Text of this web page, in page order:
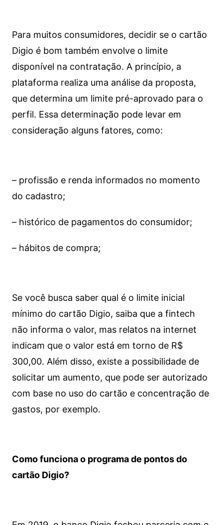
Para muitos consumidores, decidir se o cartão
Digio é bom também envolve o limite
disponível na contratação. A princípio, a
plataforma realiza uma análise da proposta,
que determina um limite pré-aprovado para o
perfil. Essa determinação pode levar em
consideração alguns fatores, como:
– profissão e renda informados no momento
do cadastro;
– histórico de pagamentos do consumidor;
– hábitos de compra;
Se você busca saber qual é o limite inicial
mínimo do cartão Digio, saiba que a fintech
não informa o valor, mas relatos na internet
indicam que o valor está em torno de R$
300,00. Além disso, existe a possibilidade de
solicitar um aumento, que pode ser autorizado
com base no uso do cartão e concentração de
gastos, por exemplo.
Como funciona o programa de pontos do
cartão Digio?